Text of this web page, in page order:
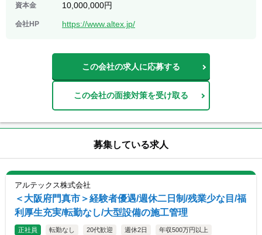
資本金 10,000,000円
会社HP https://www.altex.jp/
この会社の求人に応募する
この会社の面接対策を受け取る
募集している求人
アルテックス株式会社
＜大阪府門真市＞経験者優遇/週休二日制/残業少な目/福
利厚生充実/転勤なし/大型設備の施工管理
正社員 転勤なし 20代歓迎 週休2日 年収500万円以上